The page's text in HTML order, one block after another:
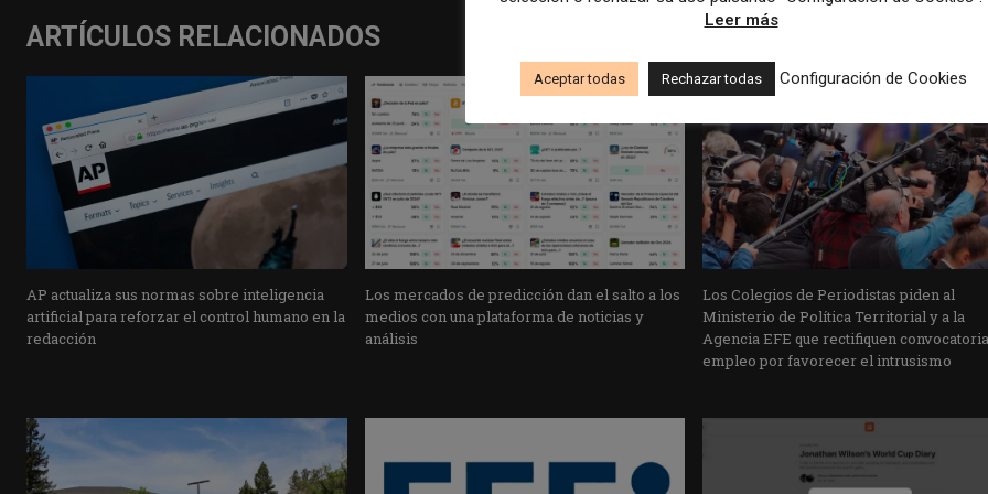
ARTÍCULOS RELACIONADOS
AP actualiza sus normas sobre inteligencia
artificial para reforzar el control humano en la
redacción
Los mercados de predicción dan el salto a los
medios con una plataforma de noticias y
análisis
Los Colegios de Periodistas piden al
Ministerio de Política Territorial y a la
Agencia EFE que rectifiquen
empleo por favorecer el intrusismo
Leer más
Aceptar todas Rechazar todas Configuración de Cookies